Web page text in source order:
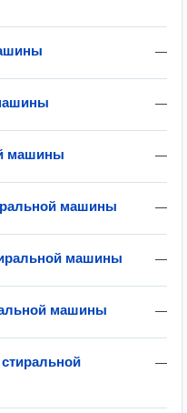
—
—
—
машины
—
машины
—
машины
—
машины
—